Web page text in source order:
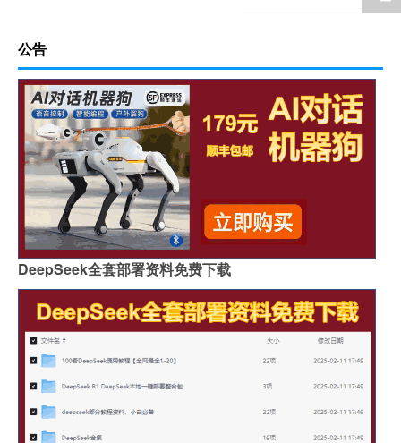
公告
DeepSeek全套部署资料免费下载